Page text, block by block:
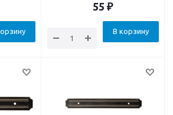
55 ₽
В корзину